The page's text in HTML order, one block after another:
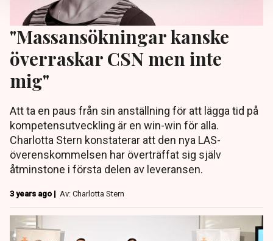
"Massansökningar kanske
överraskar CSN men inte
mig"
Att ta en paus från sin anställning för att lägga tid på
kompetensutveckling är en win-win för alla.
Charlotta Stern konstaterar att den nya LAS-
överenskommelsen har överträffat sig själv
åtminstone i första delen av leveransen.
3 years ago | Av: Charlotta Stern